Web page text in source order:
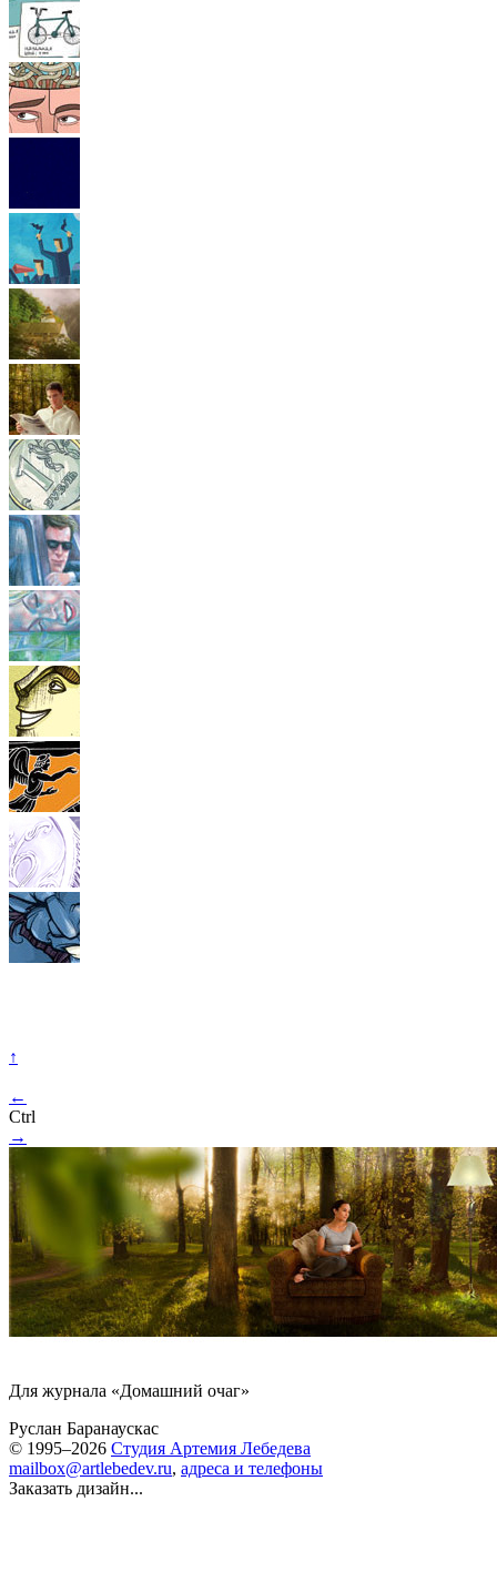
↑
←
Ctrl
→
Для журнала «Домашний очаг»
Руслан Баранаускас
© 1995–2026 Студия Артемия Лебедева
mailbox@artlebedev.ru, адреса и телефоны
Заказать дизайн...